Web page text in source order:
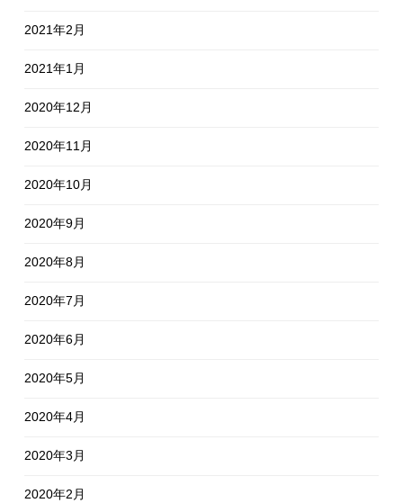
2021年2月
2021年1月
2020年12月
2020年11月
2020年10月
2020年9月
2020年8月
2020年7月
2020年6月
2020年5月
2020年4月
2020年3月
2020年2月